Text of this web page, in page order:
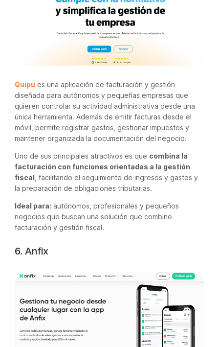
Quipu es una aplicación de facturación y gestión
diseñada para autónomos y pequeñas empresas que
quieren controlar su actividad administrativa desde una
única herramienta. Además de emitir facturas desde el
móvil, permite registrar gastos, gestionar impuestos y
mantener organizada la documentación del negocio.
Uno de sus principales atractivos es que combina la
facturación con funciones orientadas a la gestión
fiscal , facilitando el seguimiento de ingresos y gastos y
la preparación de obligaciones tributarias.
Ideal para: autónomos, profesionales y pequeños
negocios que buscan una solución que combine
facturación y gestión fiscal.
6. Anfix